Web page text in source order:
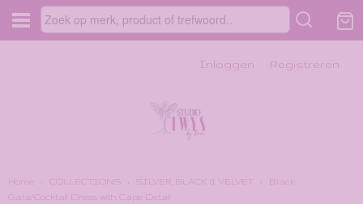
Inloggen Registreren
Home COLLECTIONS SILVER, BLACK & VELVET
Black
Gala/Cocktail Dress with Cape Detail